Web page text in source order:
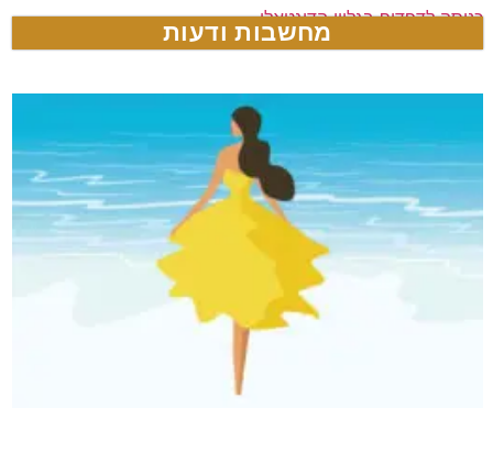
כניסה לדפדוף בגליון הדיגטאלי
מחשבות ודעות